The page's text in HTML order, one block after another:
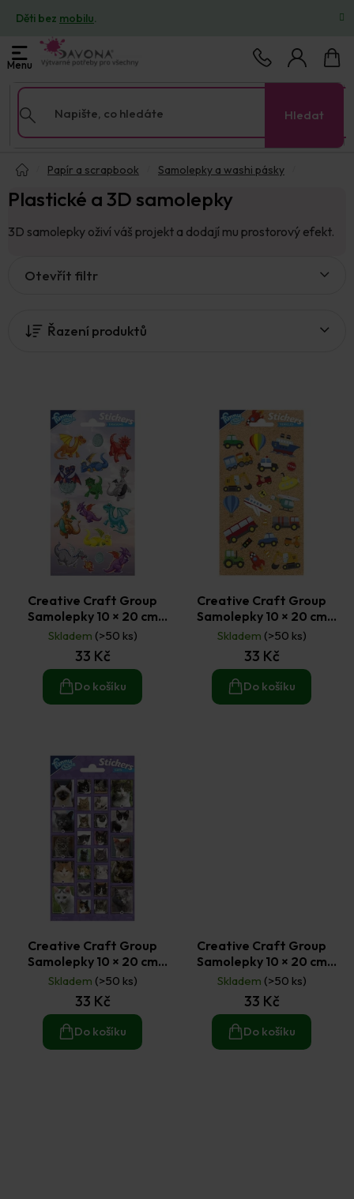
obsah
Děti bez mobilu.
Hledat
košík
Papír a scrapbook
Samolepky a washi pásky
Plastické a 3D samolepky
3D samolepky oživí váš projekt a dodají mu prostorový efekt.
Řazení produktů
Otevřít filtr
Creative Craft Group
Samolepky 10 × 20 cm
Dinosauři č. 1
Skladem (>50 ks)
33 Kč
Do košíku
Creative Craft Group
Samolepky 10 × 20 cm
Dopravní prostředky
Skladem (>50 ks)
33 Kč
Do košíku
Creative Craft Group
Samolepky 10 × 20 cm
Kočky č. 1
Skladem (>50 ks)
33 Kč
Do košíku
Creative Craft Group
Samolepky 10 × 20 cm
Koně č. 1
Skladem (>50 ks)
33 Kč
Do košíku